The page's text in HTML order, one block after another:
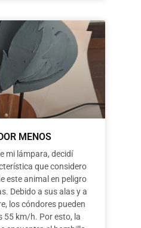
MENOS
mi lámpara, decidí
que considero
este animal en peligro
Debido a sus alas y a
los cóndores pueden
55 km/h. Por esto, la